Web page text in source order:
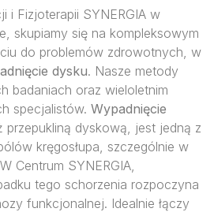
i Fizjoterapii SYNERGIA w
skupiamy się na kompleksowym
do problemów zdrowotnych, w
dysku. Nasze metody
badaniach oraz wieloletnim
specjalistów. Wypadnięcie
przepukliną dyskową, jest jedną z
kręgosłupa, szczególnie w
Centrum SYNERGIA,
tego schorzenia rozpoczyna
funkcjonalnej. Idealnie łączy